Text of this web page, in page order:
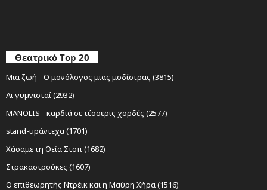
Θεατρικό Top 20
Μια ζωή - Ο μονόλογος μιας μοδίστρας (3815)
Αι γυμνισταί (2932)
MANOLIS - καρδιά σε τέσσερις χορδές (2577)
stand-upάντεχα (1701)
Χάσαμε τη Θεία Στοπ (1682)
Στρακαστρούκες (1607)
Ο επιθεωρητής Ντρέικ και η Μαύρη Χήρα (1516)